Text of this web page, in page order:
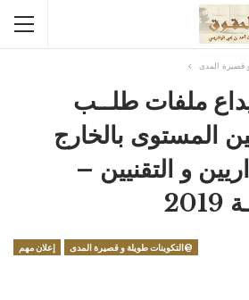
قصيرة المدى
ملفات طلــب
المستوى بالخارج
و التقنيين –
@التكوينات طويلة و قصيرة المدى إعلان مهم